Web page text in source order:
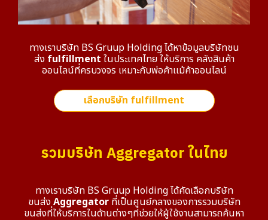
ทางเราบริษัท BS Gruup Holding ได้หาข้อมูลบริษัทชน
ส่ง fulfillment ในประเทศไทย ให้บริการ คลังสินค้า
ออนไลน์ที่ครบวงจร เหมาะกับพ่อค้าเเม้ค้าออนไลน์
เลือกบริษัท fulfillment
รวมบริษัท Aggregator ในไทย
ทางเราบริษัท BS Gruup Holding ได้คัดเลือกบริษัท
ขนส่งAggregator ที่เป็นศูนย์กลางของการรวมบริษัท
ขนส่งที่ให้บริการในด้านต่างๆที่ช่วยให้ผู้ใช้งานสามารถค้นหา